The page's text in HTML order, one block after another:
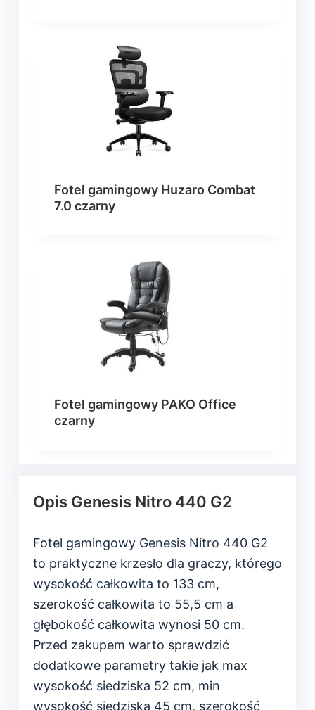
Fotel gamingowy Huzaro Combat
7.0 czarny
Fotel gamingowy PAKO Office
czarny
Opis Genesis Nitro 440 G2
Fotel gamingowy Genesis Nitro 440 G2
to praktyczne krzesło dla graczy, którego
wysokość całkowita to 133 cm,
szerokość całkowita to 55,5 cm a
głębokość całkowita wynosi 50 cm.
Przed zakupem warto sprawdzić
dodatkowe parametry takie jak max
wysokość siedziska 52 cm, min
wysokość siedziska 45 cm, szerokość